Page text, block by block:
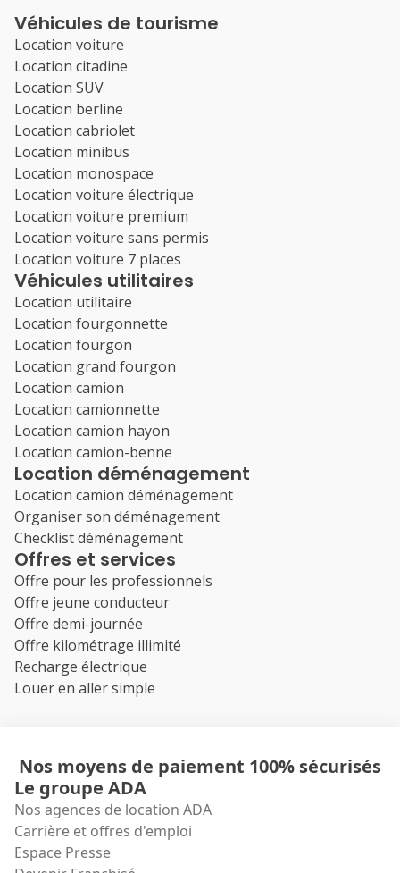
Véhicules de tourisme
Location voiture
Location citadine
Location SUV
Location berline
Location cabriolet
Location minibus
Location monospace
Location voiture électrique
Location voiture premium
Location voiture sans permis
Location voiture 7 places
Véhicules utilitaires
Location utilitaire
Location fourgonnette
Location fourgon
Location grand fourgon
Location camion
Location camionnette
Location camion hayon
Location camion-benne
Location déménagement
Location camion déménagement
Organiser son déménagement
Checklist déménagement
Offres et services
Offre pour les professionnels
Offre jeune conducteur
Offre demi-journée
Offre kilométrage illimité
Recharge électrique
Louer en aller simple
Nos moyens de paiement 100% sécurisés
Le groupe ADA
Nos agences de location ADA
Carrière et offres d'emploi
Espace Presse